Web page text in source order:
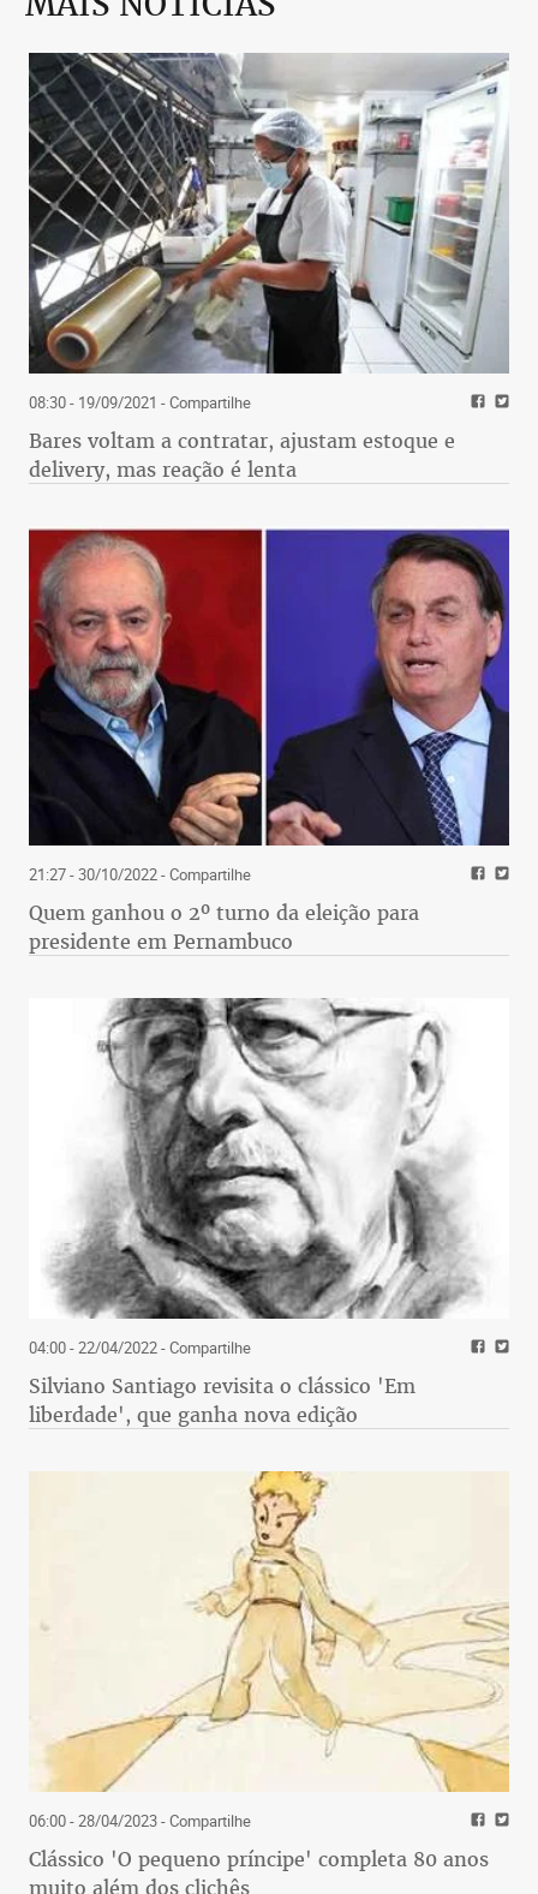
08:30 - 19/09/2021 - Compartilhe
Bares voltam a contratar, ajustam estoque e
delivery, mas reação é lenta
21:27 - 30/10/2022- Compartilhe
Quem ganhou o 2º turno da eleição para
presidente em Pernambuco
04:00 - 22/04/2022- Compartilhe
Silviano Santiago revisita o clássico 'Em
liberdade', que ganha nova edição
06:00 - 28/04/2023- Compartilhe
Clássico 'O pequeno príncipe' completa 80 anos
muito além dos clichês